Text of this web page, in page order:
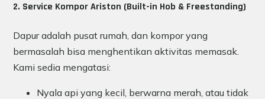
2. Service Kompor Ariston (Built-in Hob & Freestanding)
Dapur adalah pusat rumah, dan kompor yang
bermasalah bisa menghentikan aktivitas memasak.
Kami sedia mengatasi:
Nyala api yang kecil, berwarna merah, atau tidak